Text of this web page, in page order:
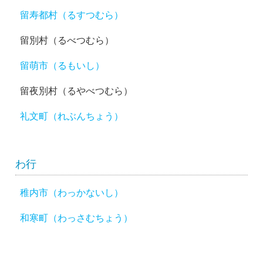
留寿都村（るすつむら）
留別村（るべつむら）
留萌市（るもいし）
留夜別村（るやべつむら）
礼文町（れぶんちょう）
わ行
稚内市（わっかないし）
和寒町（わっさむちょう）